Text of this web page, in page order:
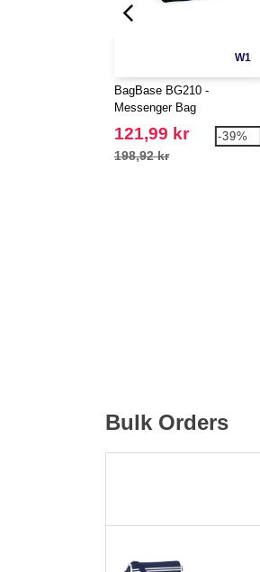
W1
BagBase BG210 -
Messenger Bag
121,99 kr
198,92 kr
-39%
Bulk Orders